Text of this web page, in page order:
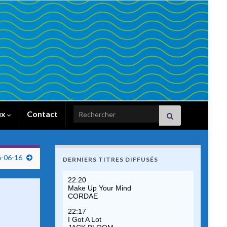
Contact Search for:
06-16 DERNIERS TITRES DIFFUSÉS